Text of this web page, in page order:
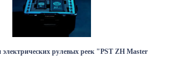
электрических рулевых реек "PST ZH Master